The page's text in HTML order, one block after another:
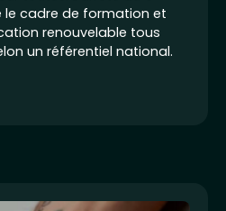
le cadre de formation et
renouvelable tous
un référentiel national.